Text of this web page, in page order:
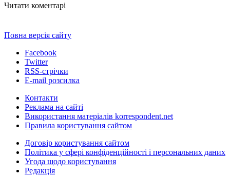
Читати коментарі
Повна версія сайту
Facebook
Twitter
RSS-стрічки
E-mail розсилка
Контакти
Реклама на сайті
Використання матеріалів korrespondent.net
Правила користування сайтом
Договір користування сайтом
Політика у сфері конфіденційності і персональних даних
Угода щодо користування
Редакція